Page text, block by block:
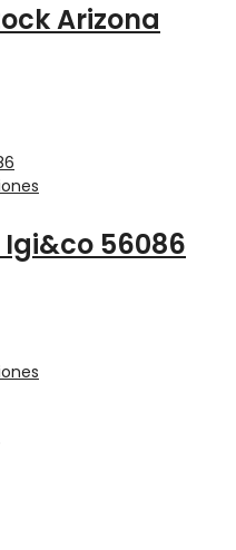
Arizona
56086